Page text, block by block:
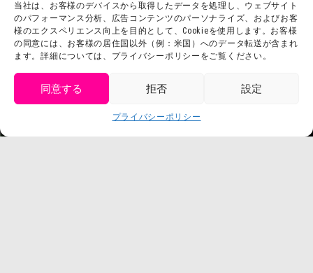
当社は、お客様のデバイスから取得したデータを処理し、ウェブサイト
のパフォーマンス分析、広告コンテンツのパーソナライズ、およびお客
様のエクスペリエンス向上を目的として、Cookieを使用します。お客様
の同意には、お客様の居住国以外（例：米国）へのデータ転送が含まれ
ます。詳細については、プライバシーポリシーをご覧ください。
同意する 拒否 設定
プライバシーポリシー
お問い合わせ
利用規約
プライバシーポリシー
プレスリリース
会社概要
スタッフ募集